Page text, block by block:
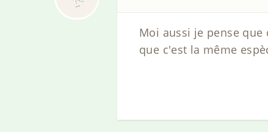
Moi aussi je pense
que c'est la même